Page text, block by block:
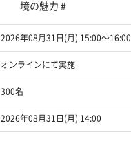
境の魅力 #
2026年08月31日(月) 15:00〜16:00
オンラインにて実施
300名
2026年08月31日(月) 14:00